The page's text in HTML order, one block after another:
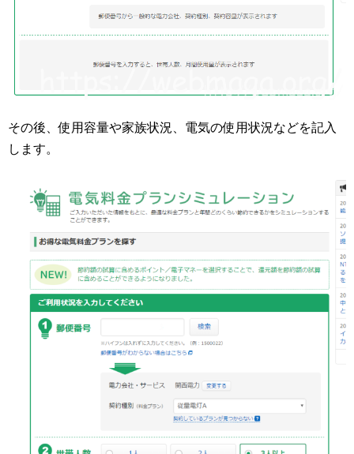
その後、使用容量や家族状況、電気の使用状況などを記入
します。